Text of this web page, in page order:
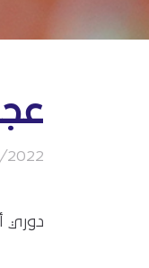
2022
دوري